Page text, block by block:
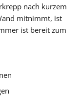
nach kurzem
mitnimmt, ist
ist bereit zum